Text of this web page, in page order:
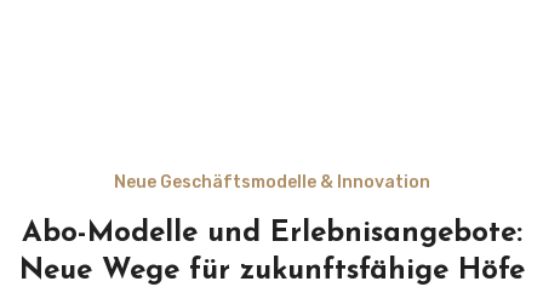
Neue Geschäftsmodelle & Innovation
Abo-Modelle und Erlebnisangebote:
Neue Wege für zukunftsfähige Höfe